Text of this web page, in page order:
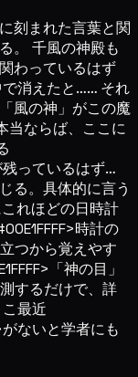
刻まれた言葉と関
。 千風の神殿も
わっているはず
で消えたと…… それ
風の神」がこの魔
当ならば、ここに
っているはず…
る。具体的に言う
れほどの日時計
時計の
つから覚えやす
「神の目」
するだけで、詳
最近
ないと学者にも